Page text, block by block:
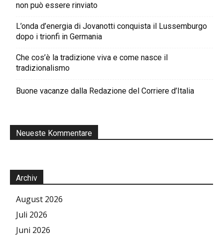
non può essere rinviato
L’onda d’energia di Jovanotti conquista il Lussemburgo
dopo i trionfi in Germania
Che cos’è la tradizione viva e come nasce il
tradizionalismo
Buone vacanze dalla Redazione del Corriere d’Italia
Neueste Kommentare
Archiv
August 2026
Juli 2026
Juni 2026